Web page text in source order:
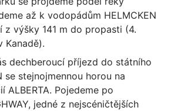
až k vodopádům HELMCKEN
z výšky 141 m do propasti (4.
Kanadě).
dechberoucí příjezd do státního
se stejnojmennou horou na
ALBERTA. Pojedeme po
jedné z nejscéničtějších